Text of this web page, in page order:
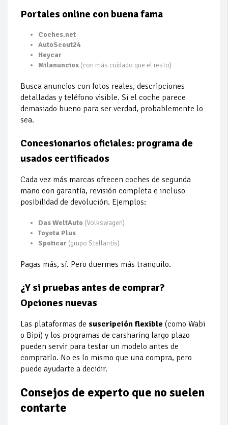
Portales online con buena fama
Coches.net
AutoScout24
Heycar
Milanuncios (con más cuidado que el resto)
Busca anuncios con fotos reales, descripciones
detalladas y teléfono visible. Si el coche parece
demasiado bueno para ser verdad, probablemente lo
sea.
Concesionarios oficiales: programa de
usados certificados
Cada vez más marcas ofrecen coches de segunda
mano con garantía, revisión completa e incluso
posibilidad de devolución. Ejemplos:
Das WeltAuto (Volkswagen)
Toyota Plus
Spoticar (grupo Stellantis)
Pagas más, sí. Pero duermes más tranquilo.
¿Y si pruebas antes de comprar?
Opciones nuevas
Las plataformas de suscripción flexible (como Wabi
o Bipi) y los programas de carsharing largo plazo
pueden servir para testar un modelo antes de
comprarlo. No es lo mismo que una compra, pero
puede ayudarte a decidir.
Consejos de experto que no suelen
contarte